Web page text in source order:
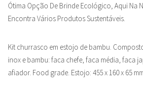
Ótima Opção De Brinde Ecológico, Aqui Na
Encontra Vários Produtos Sustentáveis.
Kit churrasco em estojo de bambu.
inox e bambu: faca chefe, faca média, faca
afiador. Food grade. Estojo: 455 x 160 x 65